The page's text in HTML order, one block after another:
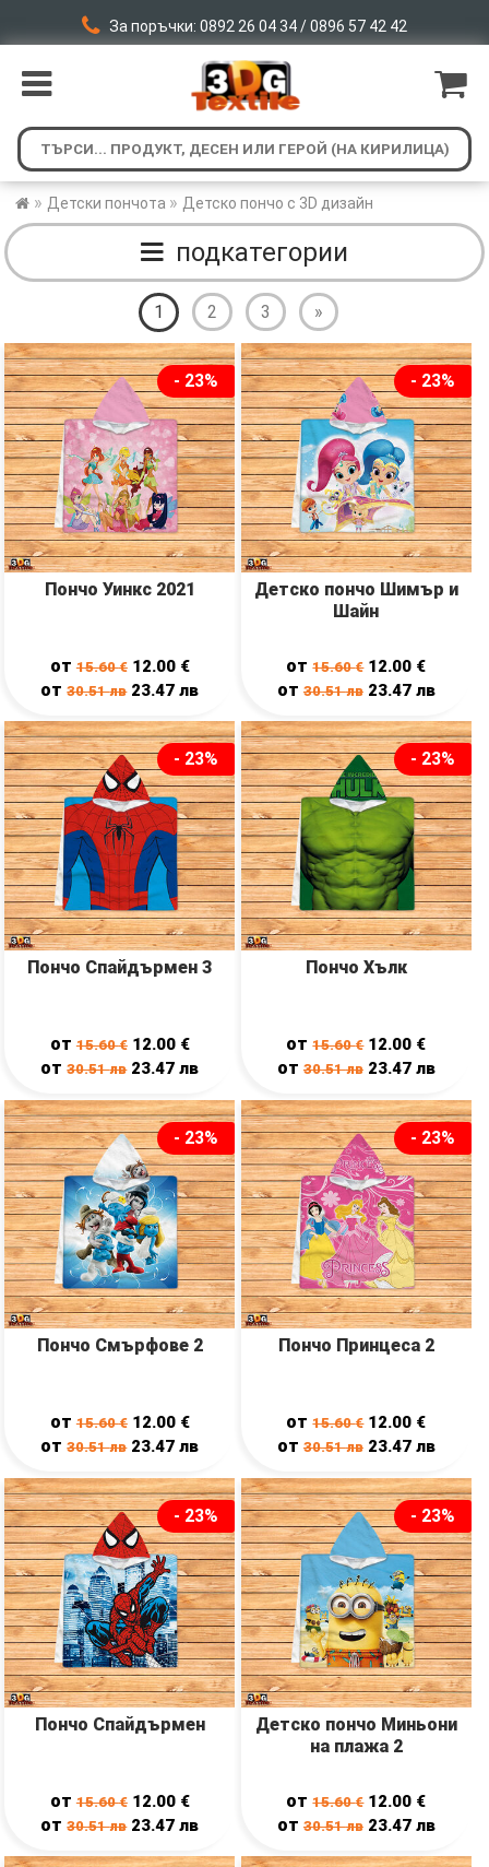
За поръчки: 0892 26 04 34 / 0896 57 42 42
» Детски пончота » Детско пончо с 3D дизайн
подкатегории
1 2 3 »
- 23%
Пончо Уинкс 2021
от15.60€ 12.00 €
от30.51лв 23.47лв
- 23%
Детско пончо Шимър и
Шайн
от15.60€ 12.00 €
от 30.51лв 23.47 лв
- 23%
Пончо Спайдърмен 3
от15.60€ 12.00 €
от30.51лв 23.47лв
- 23%
Пончо Хълк
от15.60€ 12.00 €
от 30.51лв 23.47 лв
- 23%
Пончо Смърфове 2
от15.60€ 12.00 €
от30.51лв 23.47лв
- 23%
Пончо Принцеса 2
от15.60€ 12.00 €
от 30.51лв 23.47 лв
- 23%
Пончо Спайдърмен
от15.60€ 12.00 €
от30.51лв 23.47лв
- 23%
Детско пончо Миньони
на плажа 2
от15.60€ 12.00 €
от 30.51лв 23.47 лв